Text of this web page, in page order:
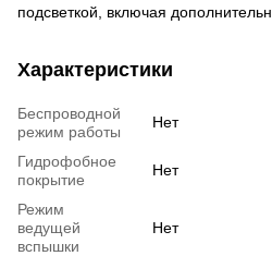
подсветкой, включая
Характеристики
Беспроводной
режим работы
Нет
Гидрофобное
покрытие
Нет
Режим
ведущей
вспышки
Нет